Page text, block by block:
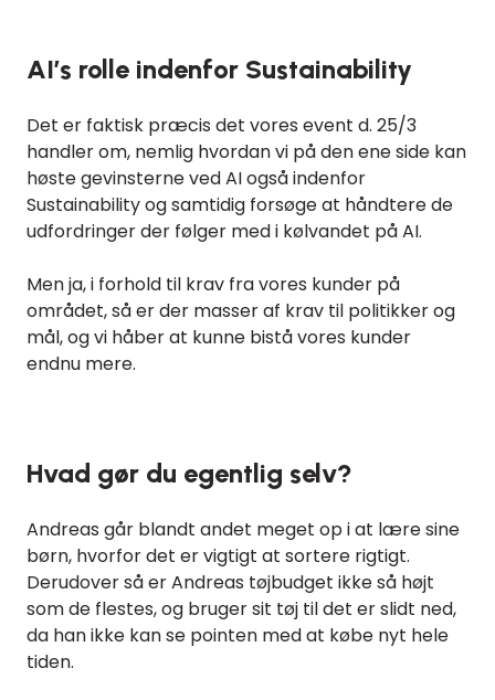
AI’s rolle indenfor Sustainability
Det er faktisk præcis det vores event d. 25/3
handler om, nemlig hvordan vi på den ene side kan
høste gevinsterne ved AI også indenfor
Sustainability og samtidig forsøge at håndtere de
udfordringer der følger med i kølvandet på AI.
Men ja, i forhold til krav fra vores kunder på
området, så er der masser af krav til politikker og
mål, og vi håber at kunne bistå vores kunder
endnu mere.
Hvad gør du egentlig selv?
Andreas går blandt andet meget op i at lære sine
børn, hvorfor det er vigtigt at sortere rigtigt.
Derudover så er Andreas tøjbudget ikke så højt
som de flestes, og bruger sit tøj til det er slidt ned,
da han ikke kan se pointen med at købe nyt hele
tiden.